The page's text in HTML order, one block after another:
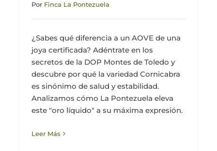
Por Finca La Pontezuela
¿Sabes qué diferencia a un AOVE de una
joya certificada? Adéntrate en los
secretos de la DOP Montes de Toledo y
descubre por qué la variedad Cornicabra
es sinónimo de salud y estabilidad.
Analizamos cómo La Pontezuela eleva
este "oro líquido" a su máxima expresión.
Leer Más